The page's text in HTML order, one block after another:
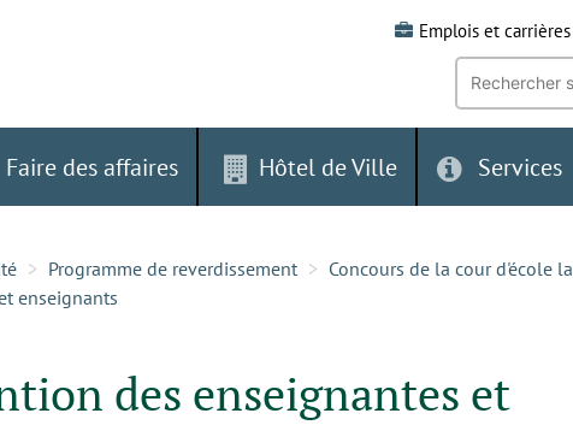
Emplois et carrières
Recherche
mot-
clé:
Faire des affaires Hôtel de Ville Services
Programme de reverdissement Concours de la cour d'école
enseignants
des enseignantes et